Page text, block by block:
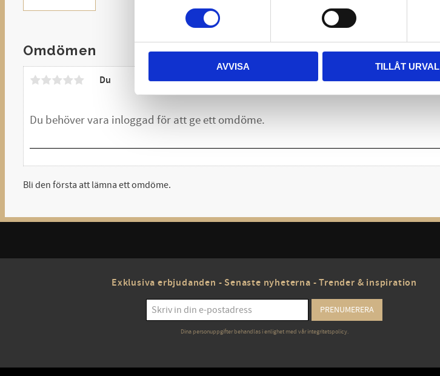
AVVISA TILLÅT URVAL
Omdömen
Du
Bli den första att lämna ett omdöme.
Exklusiva erbjudanden - Senaste nyheterna - Trender & inspiration
PRENUMERERA
Dina personuppgifter behandlas i enlighet med vårintegritetspolicy.